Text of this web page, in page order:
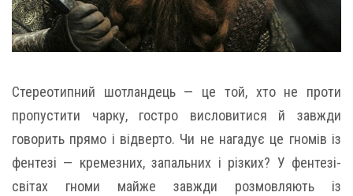
Стереотипний шотландець — це той, хто не проти
пропустити чарку, гостро висловитися й завжди
говорить прямо і відверто. Чи не нагадує це гномів із
фентезі — кремезних, запальних і різких? У фентезі-
світах гноми майже завжди розмовляють із